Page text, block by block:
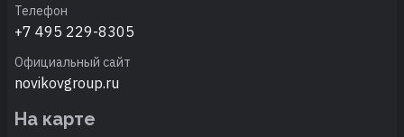
Телефон
+7 495 229-8305
Официальный сайт
novikovgroup.ru
На карте